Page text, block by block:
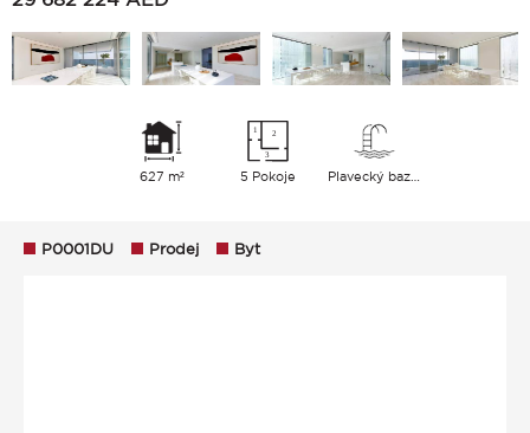
627 m² 5 Pokoje Plavecký bazén
P0001DU Prodej Byt